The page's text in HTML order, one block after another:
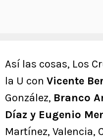
Así las cosas, Los
la U con Vicente
González, Branco
Díaz y Eugenio
Martínez, Valencia,